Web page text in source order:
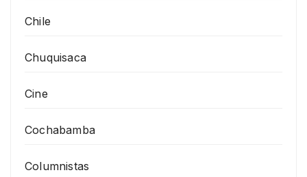
Chile
Chuquisaca
Cine
Cochabamba
Columnistas